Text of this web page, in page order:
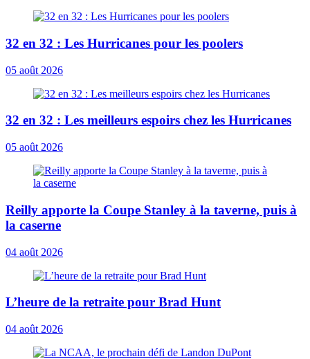
32 en 32 : Les Hurricanes pour les poolers
05 août 2026
32 en 32 : Les meilleurs espoirs chez les Hurricanes
05 août 2026
Reilly apporte la Coupe Stanley à la taverne, puis à
la caserne
04 août 2026
L’heure de la retraite pour Brad Hunt
04 août 2026